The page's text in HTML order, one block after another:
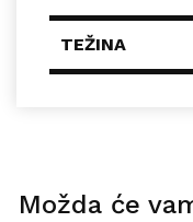
TEŽINA
Možda će